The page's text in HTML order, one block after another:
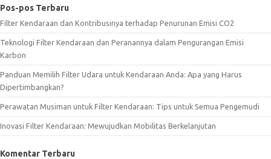
Pos-pos Terbaru
Filter Kendaraan dan Kontribusinya terhadap Penurunan Emisi CO2
Teknologi Filter Kendaraan dan Peranannya dalam Pengurangan Emisi
Karbon
Panduan Memilih Filter Udara untuk Kendaraan Anda: Apa yang Harus
Dipertimbangkan?
Perawatan Musiman untuk Filter Kendaraan: Tips untuk Semua Pengemudi
Inovasi Filter Kendaraan: Mewujudkan Mobilitas Berkelanjutan
Komentar Terbaru